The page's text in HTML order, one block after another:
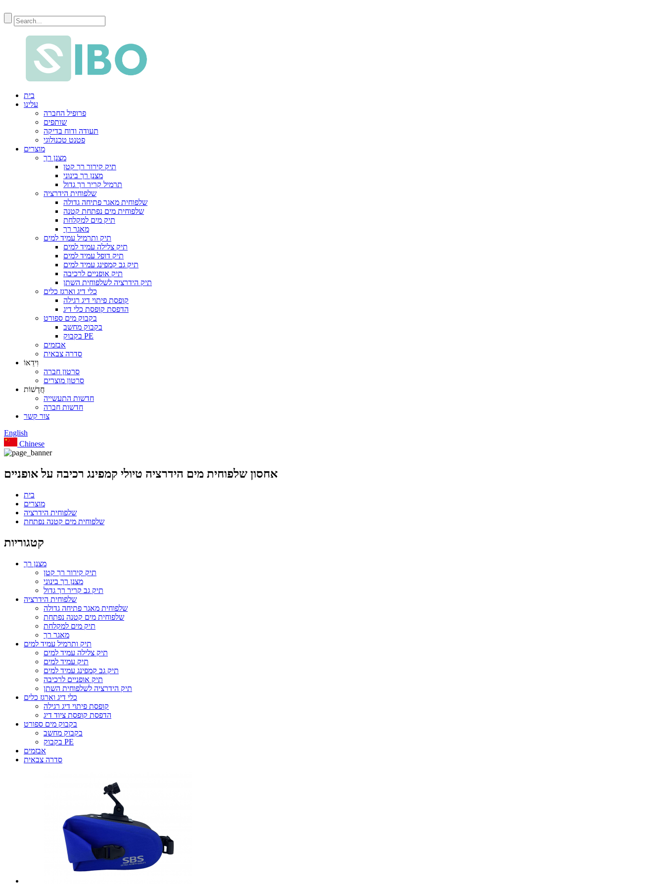
בית
עלינו
פרופיל החברה
שותפים
תעודה ודוח בדיקה
פטנט טכנולוגי
מוצרים
מצנן רך
תיק קירור רך קטן
מצנן רך בינוני
תרמיל קריר רך גדול
שלפוחית ​​​​הידרציה
שלפוחית ​​מאגר פתיחה גדולה
שלפוחית ​​מים נפתחת קטנה
תיק מים למקלחת
מאגר רך
תיק ותרמיל עמיד למים
תיק צלילה עמיד למים
תיק דופל עמיד למים
תיק גב קמפינג עמיד למים
תיק אופניים לרכיבה
תיק הידרציה לשלפוחית ​​השתן
כלי דיג וארגז כלים
קופסת פיתוי דיג רגילה
הדפסת קופסת כלי דיג
בקבוק מים ספורט
בקבוק מחשב
בקבוק PE
אבזמים
סדרה צבאית
וִידֵאוֹ
סרטון חברה
סרטון מוצרים
חֲדָשׁוֹת
חדשות התעשייה
חדשות חברה
צור קשר
English
Chinese
אחסון שלפוחית ​​מים הידרציה טיולי קמפינג רכיבה על אופניים
בית
מוצרים
שלפוחית ​​​​הידרציה
שלפוחית ​​מים קטנה נפתחת
קטגוריות
מצנן רך
תיק קירור רך קטן
מצנן רך בינוני
תיק גב קריר רך גדול
שלפוחית ​​​​הידרציה
שלפוחית ​​מאגר פתיחה גדולה
שלפוחית ​​מים קטנה נפתחת
תיק מים למקלחת
מאגר רך
תיק ותרמיל עמיד למים
תיק צלילה עמיד למים
תיק עמיד למים
תיק גב קמפינג עמיד למים
תיק אופניים לרכיבה
תיק הידרציה לשלפוחית ​​השתן
כלי דיג וארגז כלים
קופסת פיתוי דיג רגילה
הדפסת קופסת ציוד דיג
בקבוק מים ספורט
בקבוק מחשב
בקבוק PE
אבזמים
סדרה צבאית